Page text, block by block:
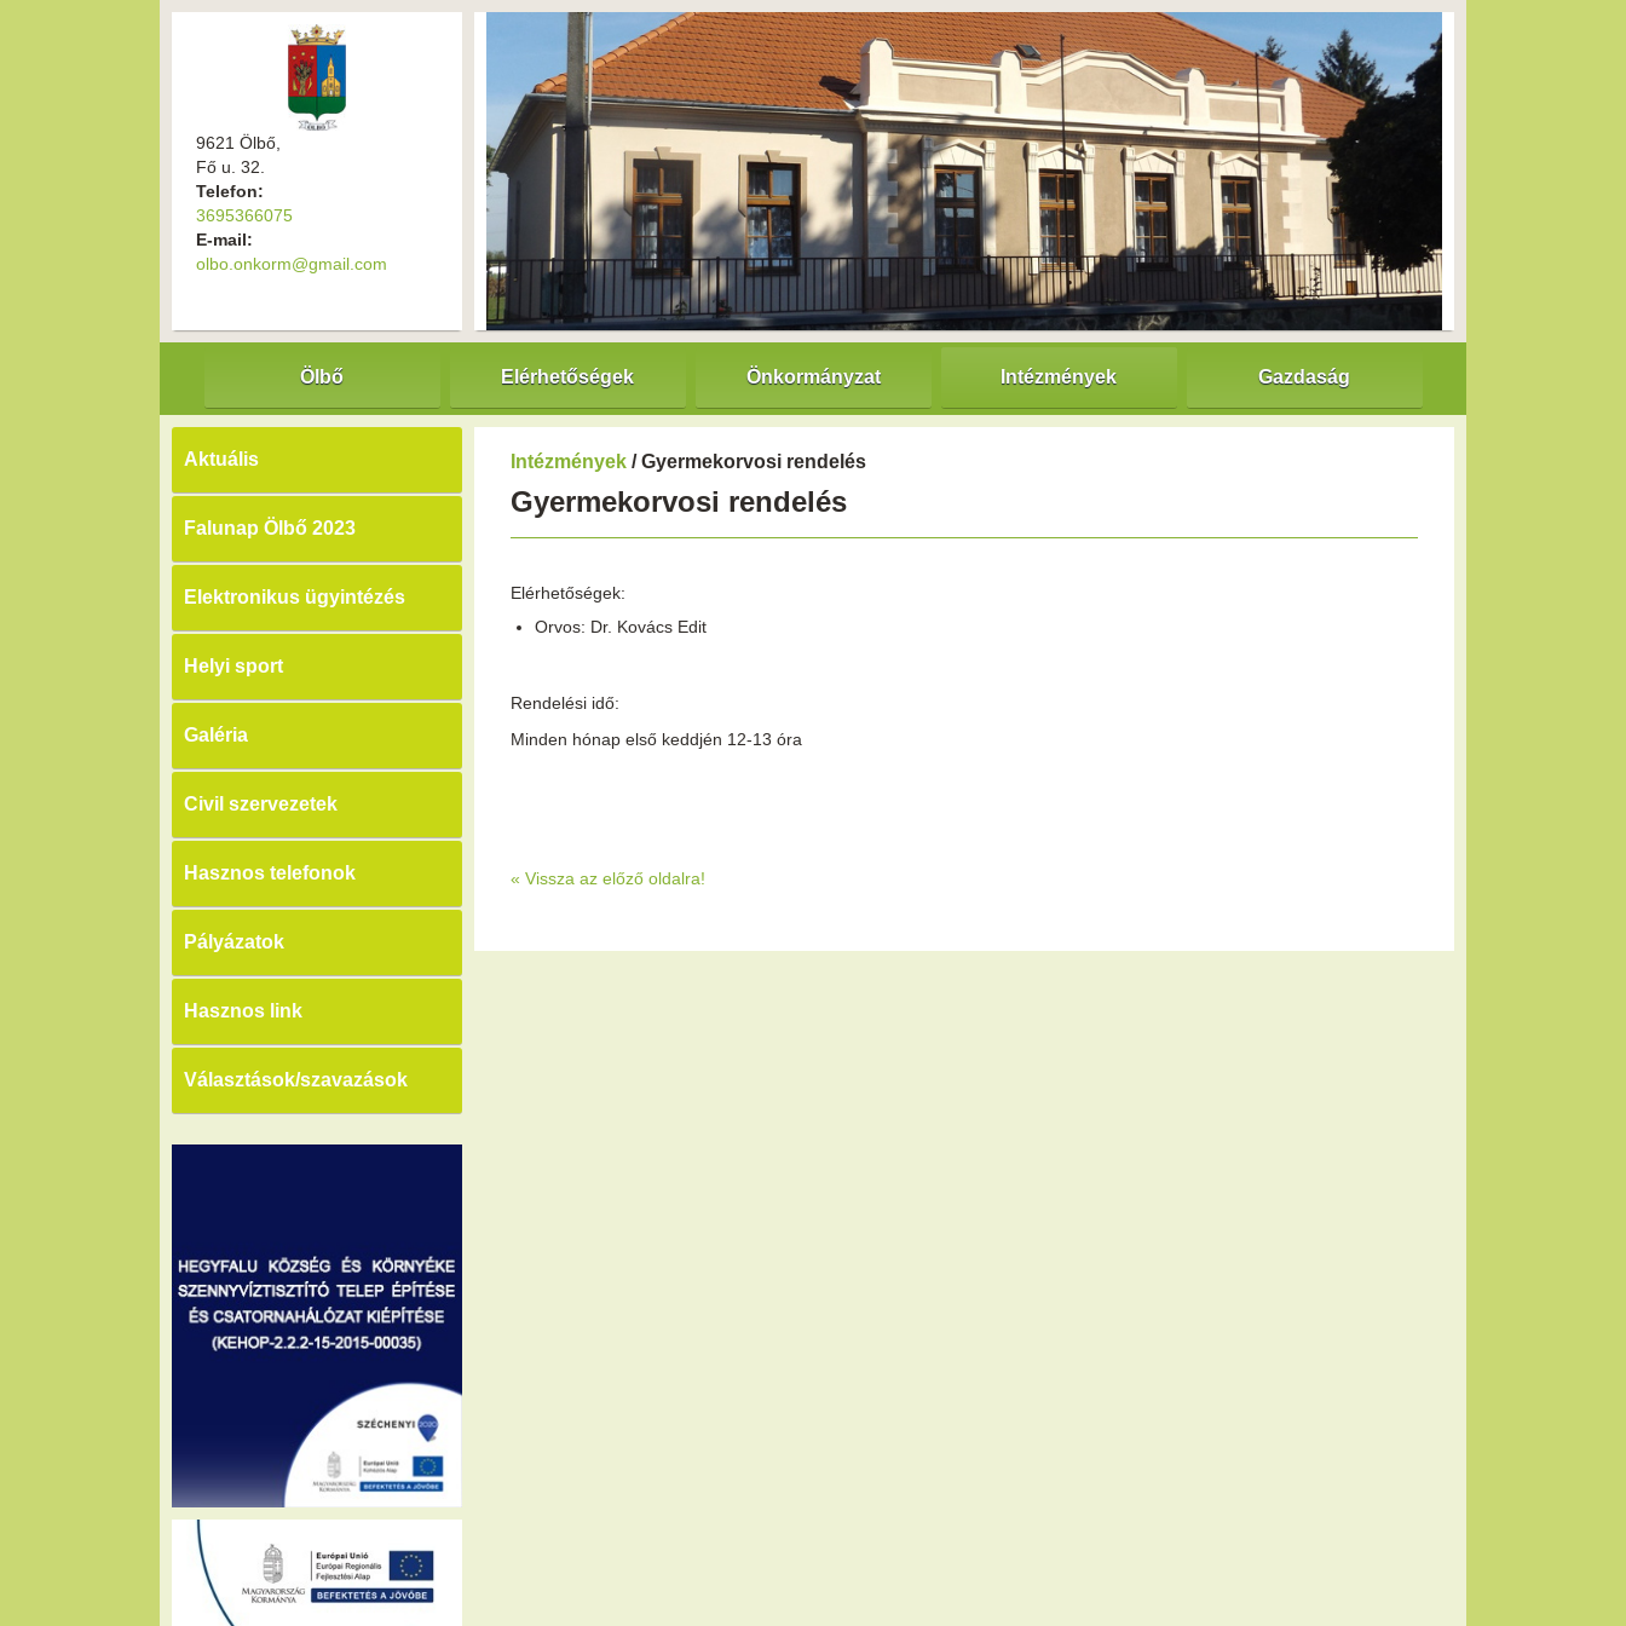
9621 Ölbő,
Fő u. 32.
Telefon:
3695366075
E-mail:
olbo.onkorm@gmail.com
Ölbő Elérhetőségek Önkormányzat Intézmények Gazdaság
Aktuális
Falunap Ölbő 2023
Elektronikus ügyintézés
Helyi sport
Galéria
Civil szervezetek
Hasznos telefonok
Pályázatok
Hasznos link
Választások/szavazások
Intézmények / Gyermekorvosi rendelés
Gyermekorvosi rendelés
Elérhetőségek:
Orvos: Dr. Kovács Edit
Rendelési idő:
Minden hónap első keddjén 12-13 óra
« Vissza az előző oldalra!